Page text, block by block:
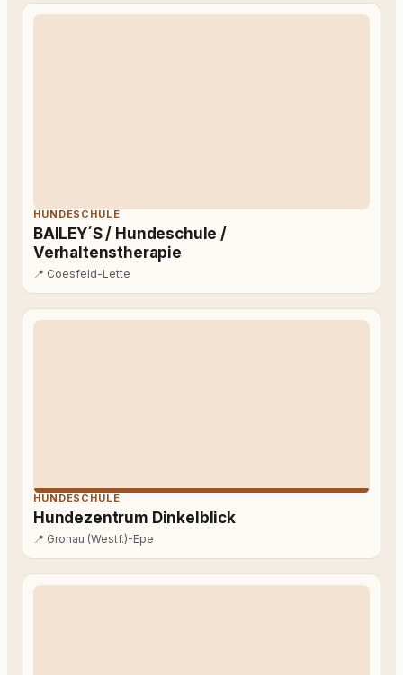
HUNDESCHULE
BAILEY´S / Hundeschule /
Verhaltenstherapie
📍 Coesfeld-Lette
HUNDESCHULE
Hundezentrum Dinkelblick
📍 Gronau (Westf.)-Epe